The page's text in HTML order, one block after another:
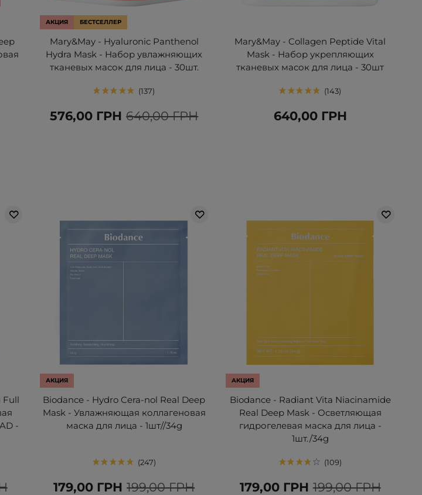
АКЦИЯ БЕСТСЕЛЛЕР
Mary&May - Hyaluronic Panthenol
Hydra Mask - Набор увлажняющих
тканевых масок для лица - 30шт.
137
640,00 ГРН
576,00 ГРН
Mary&May - Collagen Peptide Vital
Mask - Набор укрепляющих
тканевых масок для лица - 30шт
143
640,00 ГРН
Full
-
АКЦИЯ
Biodance - Hydro Cera-nol Real Deep
Mask - Увлажняющая коллагеновая
маска для лица - 1шт//34g
247
199,00 ГРН
179,00 ГРН
АКЦИЯ
Biodance - Radiant Vita Niacinamide
Real Deep Mask - Осветляющая
гидрогелевая маска для лица -
1шт./34g
109
199,00 ГРН
179,00 ГРН